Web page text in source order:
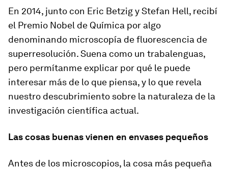
En 2014, junto con Eric Betzig y Stefan Hell, recibí
el Premio Nobel de Química por algo
denominando microscopía de fluorescencia de
superresolución. Suena como un trabalenguas,
pero permítanme explicar por qué le puede
interesar más de lo que piensa, y lo que revela
nuestro descubrimiento sobre la naturaleza de la
investigación científica actual.
Las cosas buenas vienen en envases pequeños
Antes de los microscopios, la cosa más pequeña